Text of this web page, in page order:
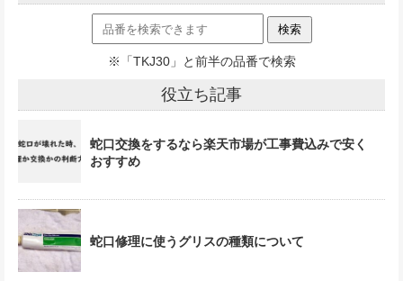
※「TKJ30」と前半の品番で検索
役立ち記事
蛇口交換をするなら楽天市場が工事費込みで安く
おすすめ
蛇口修理に使うグリスの種類について